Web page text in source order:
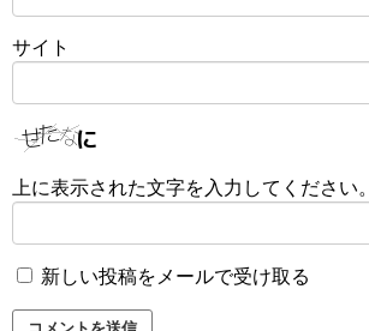
サイト
上に表示された文字を入力してください。
新しい投稿をメールで受け取る